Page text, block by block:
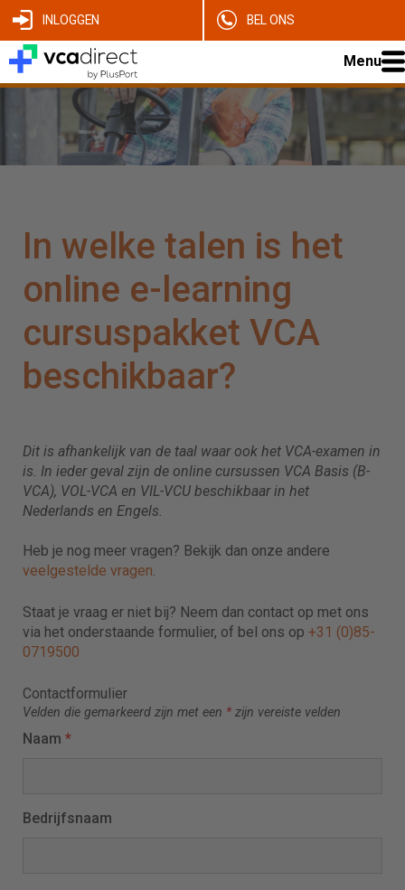
INLOGGEN BEL ONS
Menu
In welke talen is het
online e-learning
cursuspakket VCA
beschikbaar?
Dit is afhankelijk van de taal waar ook het VCA-examen in
is. In ieder geval zijn de online cursussen VCA Basis (B-
VCA), VOL-VCA en VIL-VCU beschikbaar in het
Nederlands en Engels.
Heb je nog meer vragen? Bekijk dan onze andere
veelgestelde vragen.
Staat je vraag er niet bij? Neem dan contact op met ons
via het onderstaande formulier, of bel ons op +31 (0)85-
0719500
Contactformulier
Velden die gemarkeerd zijn met een * zijn vereiste velden
Naam *
Bedrijfsnaam